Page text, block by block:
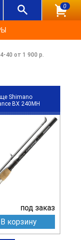
0
40 от 1 900 р.
Shimano
BX 240MH
под заказ
В корзину